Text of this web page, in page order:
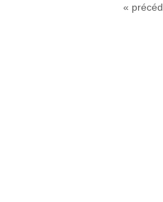
«